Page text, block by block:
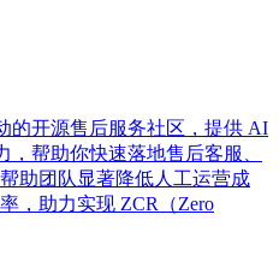
的开源售后服务社区，提供 AI
帮助你快速落地售后客服、
助团队显著降低人工运营成
，助力实现 ZCR（Zero